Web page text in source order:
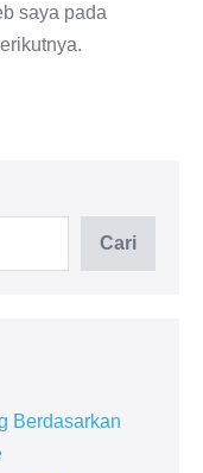
saya pada
Cari
Berdasarkan